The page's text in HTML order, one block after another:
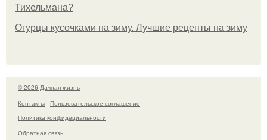
Тихельмана?
Огурцы кусочками на зиму. Лучшие рецепты на зиму
© 2026 Дачная жизнь
Контакты
Пользовательское соглашение
Политика конфидециальности
Обратная связь